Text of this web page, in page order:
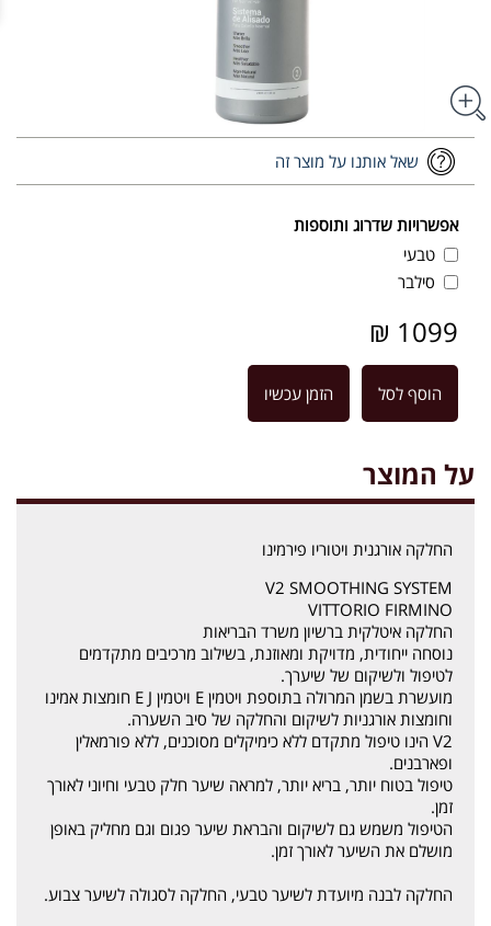
שאל אותנו על מוצר זה
אפשרויות שדרוג ותוספות
טבעי
סילבר
1099 ₪
הוסף לסל הזמן עכשיו
על המוצר
החלקה אורגנית ויטוריו פירמינו
V2 SMOOTHING SYSTEM
VITTORIO FIRMINO
החלקה איטלקית ברשיון משרד הבריאות
נוסחה ייחודית, מדויקת ומאוזנת, בשילוב מרכיבים מתקדמים
לטיפול ולשיקום של שיערך.
מועשרת בשמן המרולה בתוספת ויטמין E ויטמין E J חומצות אמינו
וחומצות אורגניות לשיקום והחלקה של סיב השערה.
V2 הינו טיפול מתקדם ללא כימיקלים מסוכנים, ללא פורמאלין
ופארבנים.
טיפול בטוח יותר, בריא יותר, למראה שיער חלק טבעי וחיוני לאורך
זמן.
הטיפול משמש גם לשיקום והבראת שיער פגום וגם מחליק באופן
מושלם את השיער לאורך זמן.
החלקה לבנה מיועדת לשיער טבעי, החלקה לסגולה לשיער צבוע.